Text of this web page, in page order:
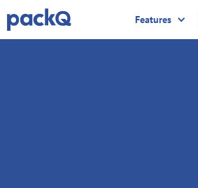
Features